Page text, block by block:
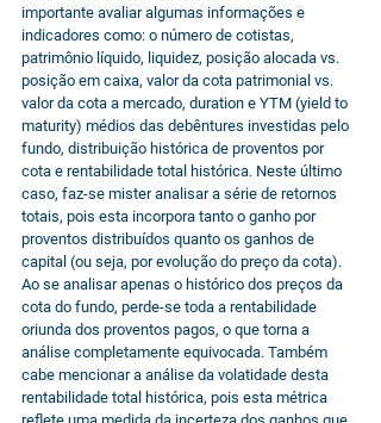
importante avaliar algumas informações e
indicadores como: o número de cotistas,
patrimônio líquido, liquidez, posição alocada vs.
posição em caixa, valor da cota patrimonial vs.
valor da cota a mercado, duration e YTM (yield to
maturity) médios das debêntures investidas pelo
fundo, distribuição histórica de proventos por
cota e rentabilidade total histórica. Neste último
caso, faz-se mister analisar a série de retornos
totais, pois esta incorpora tanto o ganho por
proventos distribuídos quanto os ganhos de
capital (ou seja, por evolução do preço da cota).
Ao se analisar apenas o histórico dos preços da
cota do fundo, perde-se toda a rentabilidade
oriunda dos proventos pagos, o que torna a
análise completamente equivocada. Também
cabe mencionar a análise da volatidade desta
rentabilidade total histórica, pois esta métrica